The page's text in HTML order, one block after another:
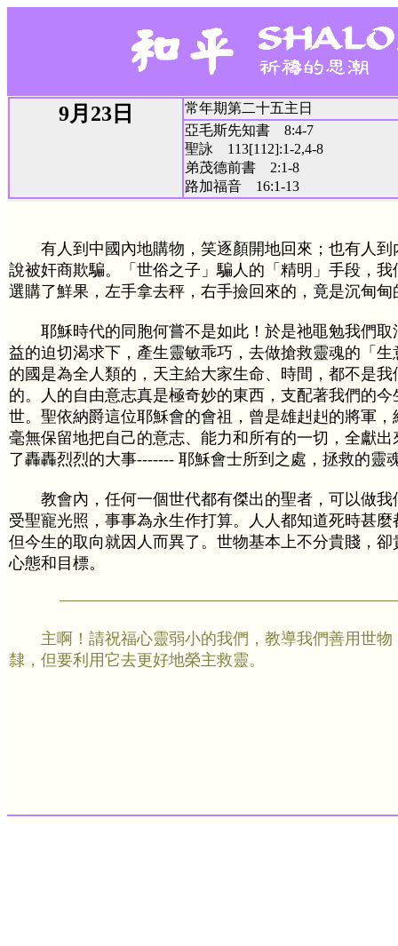
9月23日
常年期第二十五主日
亞毛斯先知書 8:4-7
聖詠 113[112]:1-2,4-8
弟茂德前書 2:1-8
路加福音 16:1-13
有人到中國內地購物，笑逐顏開地回來；也有人到
說被奸商欺騙。「世俗之子」騙人的「精明」手段，
選購了鮮果，左手拿去秤，右手撿回來的，竟是沉甸甸
耶穌時代的同胞何嘗不是如此！於是祂黽勉我們取
益的迫切渴求下，產生靈敏乖巧，去做搶救靈魂的「
的國是為全人類的，天主給大家生命、時間，都不是我
的。人的自由意志真是極奇妙的東西，支配著我們的
世。聖依納爵這位耶穌會的會祖，曾是雄赳赳的將軍
毫無保留地把自己的意志、能力和所有的一切，全獻
了轟轟烈烈的大事------- 耶穌會士所到之處，拯救的靈
教會內，任何一個世代都有傑出的聖者，可以做我
受聖寵光照，事事為永生作打算。人人都知道死時甚
但今生的取向就因人而異了。世物基本上不分貴賤，
心態和目標。
主啊！請祝福心靈弱小的我們，教導我們善用世物
隸，但要利用它去更好地榮主救靈。